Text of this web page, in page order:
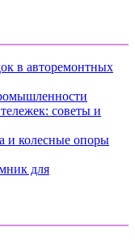
в авторемонтных
советы и
и колесные опоры
для